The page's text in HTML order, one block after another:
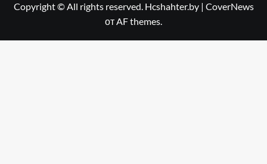
Copyright © All rights reserved. Hcshahter.by | CoverNews
от AF themes.